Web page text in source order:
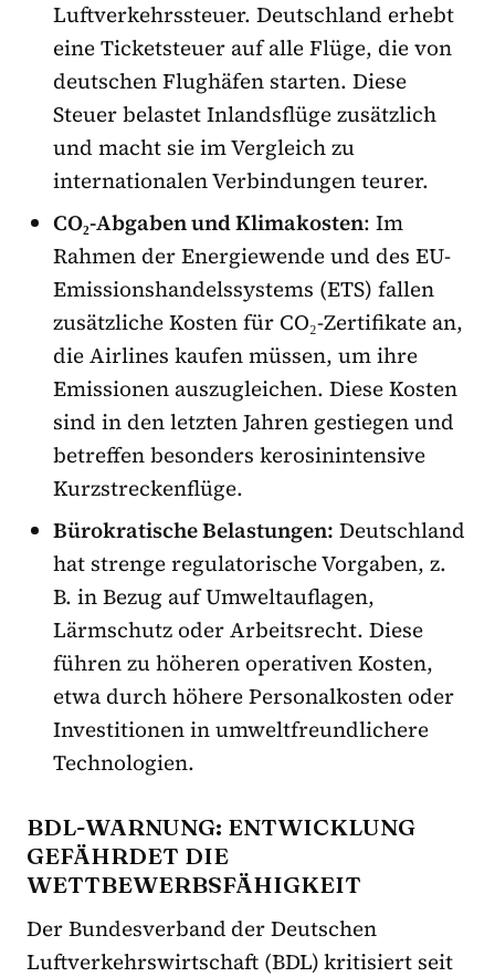
Luftverkehrssteuer. Deutschland erhebt
eine Ticketsteuer auf alle Flüge, die von
deutschen Flughäfen starten. Diese
Steuer belastet Inlandsflüge zusätzlich
und macht sie im Vergleich zu
internationalen Verbindungen teurer.
CO₂-Abgaben und Klimakosten: Im
Rahmen der Energiewende und des EU-
Emissionshandelssystems (ETS) fallen
zusätzliche Kosten für CO₂-Zertifikate an,
die Airlines kaufen müssen, um ihre
Emissionen auszugleichen. Diese Kosten
sind in den letzten Jahren gestiegen und
betreffen besonders kerosinintensive
Kurzstreckenflüge.
Bürokratische Belastungen: Deutschland
hat strenge regulatorische Vorgaben, z.
B. in Bezug auf Umweltauflagen,
Lärmschutz oder Arbeitsrecht. Diese
führen zu höheren operativen Kosten,
etwa durch höhere Personalkosten oder
Investitionen in umweltfreundlichere
Technologien.
BDL-WARNUNG: ENTWICKLUNG
GEFÄHRDET DIE
WETTBEWERBSFÄHIGKEIT
Der Bundesverband der Deutschen
Luftverkehrswirtschaft (BDL) kritisiert seit